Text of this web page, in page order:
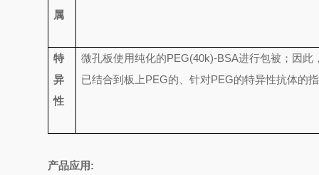
属
特
异
性
微孔板使用纯化的PEG(40k)-BSA进行包被；因此
已结合到板上PEG的、针对PEG的特异性抗体的
产品应用: